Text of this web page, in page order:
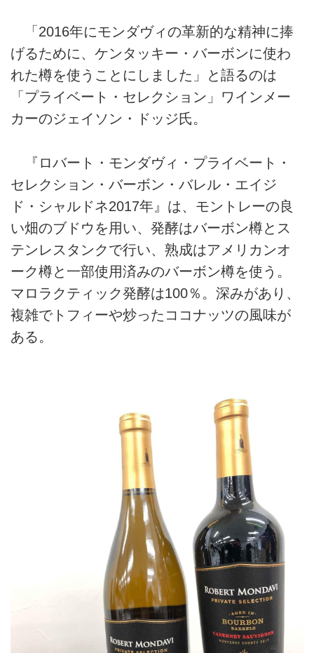
「2016年にモンダヴィの革新的な精神に捧
げるために、ケンタッキー・バーボンに使わ
れた樽を使うことにしました」と語るのは
「プライベート・セレクション」ワインメー
カーのジェイソン・ドッジ氏。
『ロバート・モンダヴィ・プライベート・
セレクション・バーボン・バレル・エイジ
ド・シャルドネ2017年』は、モントレーの良
い畑のブドウを用い、発酵はバーボン樽とス
テンレスタンクで行い、熟成はアメリカンオ
ーク樽と一部使用済みのバーボン樽を使う。
マロラクティック発酵は100％。深みがあり、
複雑でトフィーや炒ったココナッツの風味が
ある。